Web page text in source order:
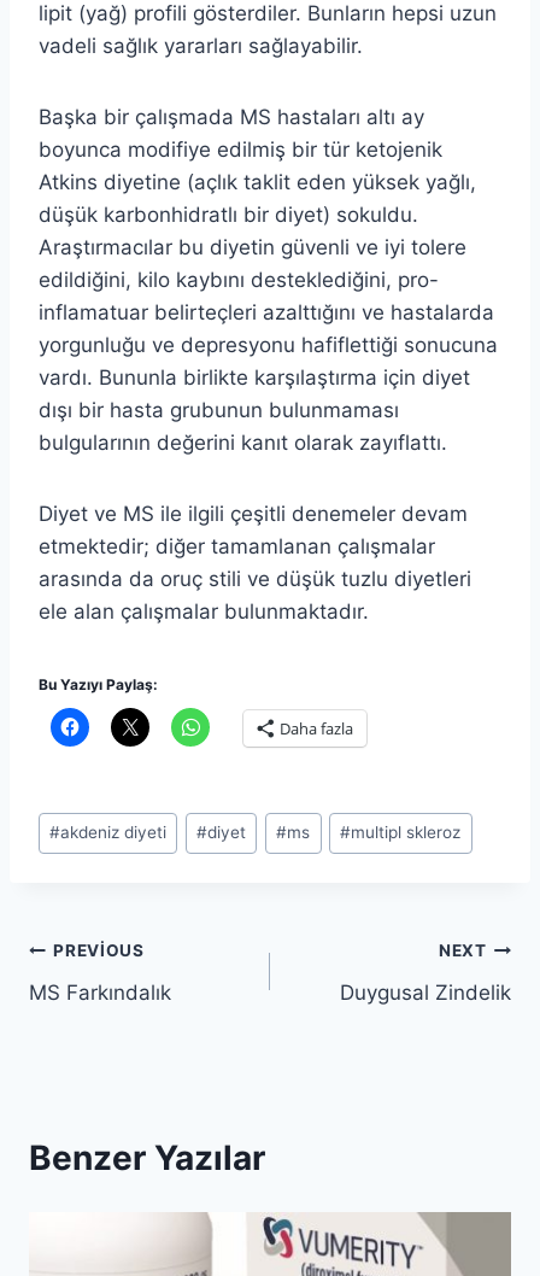
lipit (yağ) profili gösterdiler. Bunların hepsi uzun
vadeli sağlık yararları sağlayabilir.
Başka bir çalışmada MS hastaları altı ay
boyunca modifiye edilmiş bir tür ketojenik
Atkins diyetine (açlık taklit eden yüksek yağlı,
düşük karbonhidratlı bir diyet) sokuldu.
Araştırmacılar bu diyetin güvenli ve iyi tolere
edildiğini, kilo kaybını desteklediğini, pro-
inflamatuar belirteçleri azalttığını ve hastalarda
yorgunluğu ve depresyonu hafiflettiği sonucuna
vardı. Bununla birlikte karşılaştırma için diyet
dışı bir hasta grubunun bulunmaması
bulgularının değerini kanıt olarak zayıflattı.
Diyet ve MS ile ilgili çeşitli denemeler devam
etmektedir; diğer tamamlanan çalışmalar
arasında da oruç stili ve düşük tuzlu diyetleri
ele alan çalışmalar bulunmaktadır.
Bu Yazıyı Paylaş:
Daha fazla
Post
Tags:
#akdeniz diyeti #diyet #ms #multipl skleroz
Yazı
gezinmesi
PREVIOUS
MS Farkındalık
NEXT
Duygusal Zindelik
Benzer Yazılar